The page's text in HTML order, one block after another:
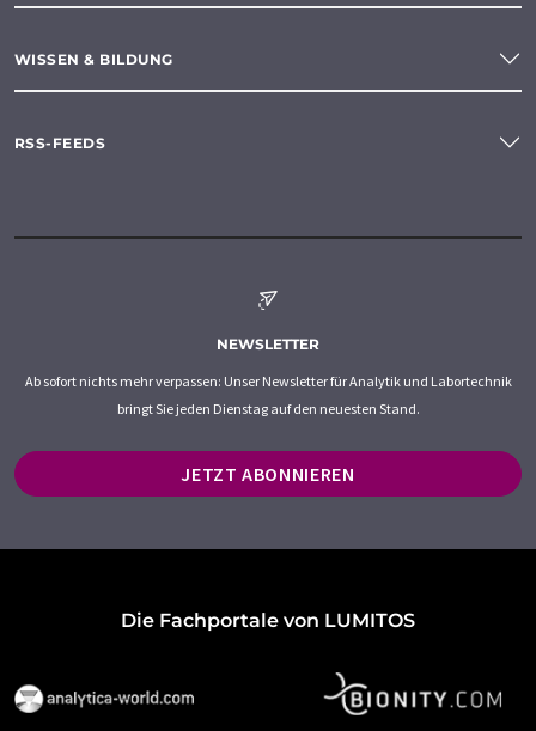
WISSEN & BILDUNG
RSS-FEEDS
NEWSLETTER
Ab sofort nichts mehr verpassen: Unser Newsletter für Analytik und Labortechnik
bringt Sie jeden Dienstag auf den neuesten Stand.
JETZT ABONNIEREN
Die Fachportale von LUMITOS